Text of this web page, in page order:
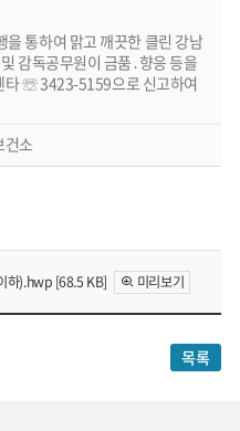
통하여 맑고 깨끗한 클린 강남
감독공무원이 금품․향응 등을
타 ☏ 3423-5159으로 신고하여
주민센터 , 보건소
하).hwp [68.5 KB] 미리보기
목록